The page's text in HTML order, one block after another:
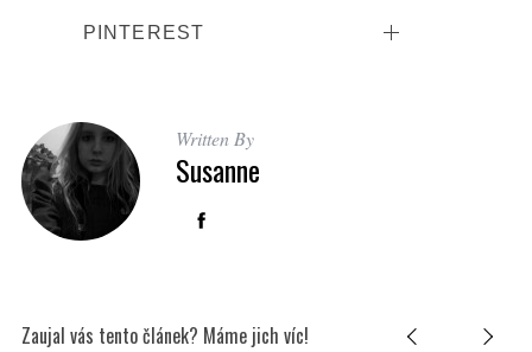
PINTEREST
Written By
Susanne
Zaujal vás tento článek? Máme jich víc!
o